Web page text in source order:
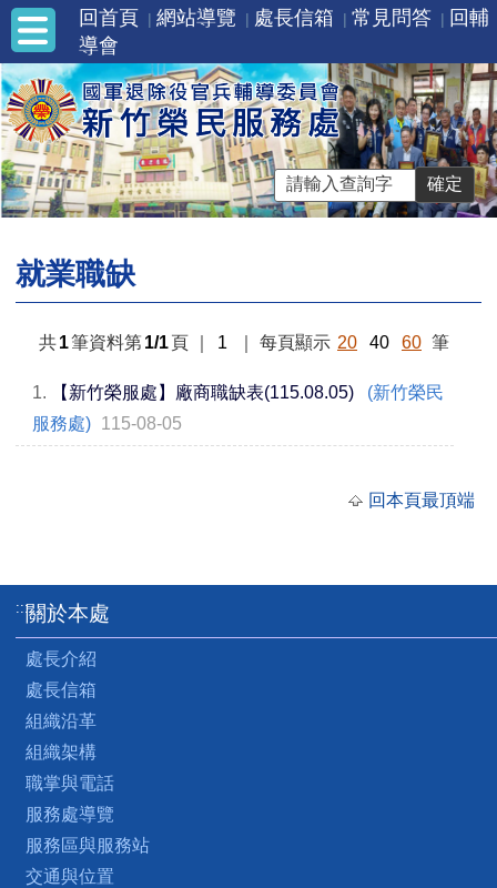
回首頁 網站導覽 處長信箱 常見問答
回輔
導會
就業職缺
共1筆資料第1/1頁 1 每頁顯示 20 40 60 筆
1. 【新竹榮服處】廠商職缺表(115.08.05)
(新竹榮民
服務處) 115-08-05
回本頁最頂端
:::關於本處
處長介紹
處長信箱
組織沿革
組織架構
職掌與電話
服務處導覽
服務區與服務站
交通與位置